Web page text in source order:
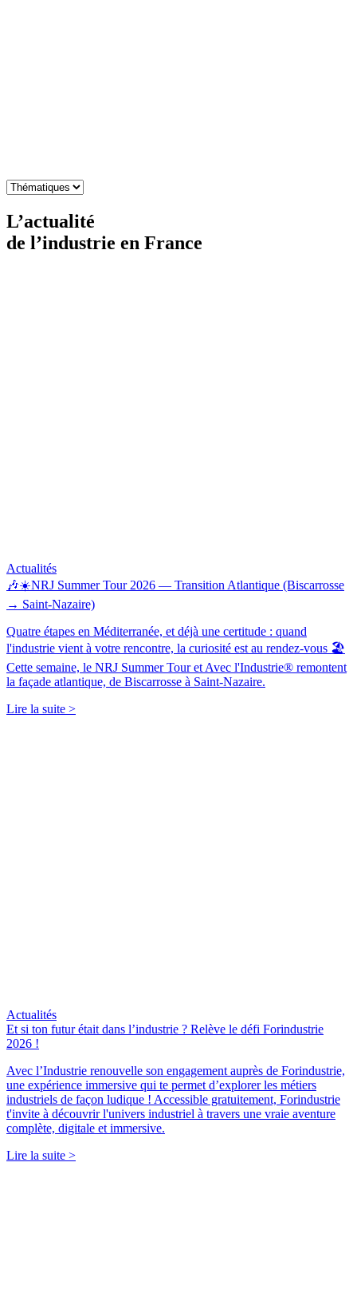
L’actualité
de l’industrie en France
Actualités
🎶☀️NRJ Summer Tour 2026 — Transition Atlantique (Biscarrosse
→ Saint-Nazaire)
Quatre étapes en Méditerranée, et déjà une certitude : quand
l'industrie vient à votre rencontre, la curiosité est au rendez-vous 🏖️
Cette semaine, le NRJ Summer Tour et Avec l'Industrie® remontent
la façade atlantique, de Biscarrosse à Saint-Nazaire.
Lire la suite >
Actualités
Et si ton futur était dans l’industrie ? Relève le défi Forindustrie
2026 !
Avec l’Industrie renouvelle son engagement auprès de Forindustrie,
une expérience immersive qui te permet d’explorer les métiers
industriels de façon ludique ! Accessible gratuitement, Forindustrie
t'invite à découvrir l'univers industriel à travers une vraie aventure
complète, digitale et immersive.
Lire la suite >